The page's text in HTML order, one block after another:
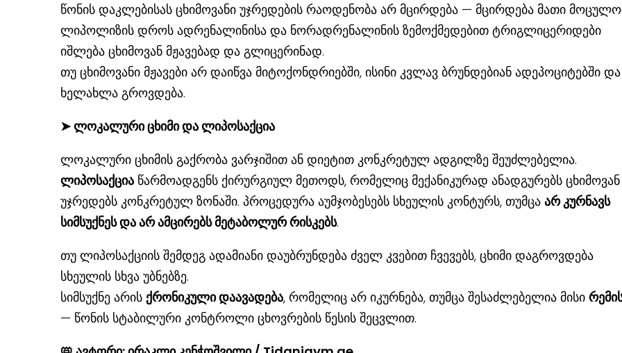
წონის დაკლებისას ცხიმოვანი უჯრედების რაოდენობა არ მცირდება — მცირდება მათი
ლიპოლიზის დროს ადრენალინისა და ნორადრენალინის ზემოქმედებით ტრიგლიცერიდები
იშლება ცხიმოვან მჟავებად და გლიცერინად.
თუ ცხიმოვანი მჟავები არ დაიწვა მიტოქონდრიებში, ისინი კვლავ ბრუნდებიან ადეპოციტებში და
ხელახლა გროვდება.
➤ლოკალური ცხიმი და ლიპოსაქცია
ლოკალური ცხიმის გაქრობა ვარჯიშით ან დიეტით კონკრეტულ ადგილზე შეუძლებელია.
ლიპოსაქცია წარმოადგენს ქირურგიულ მეთოდს, რომელიც მექანიკურად ანადგურებს ცხიმოვან
უჯრედებს კონკრეტულ ზონაში. პროცედურა აუმჯობესებს სხეულის კონტურს, თუმცა არ კურნავს
სიმსუქნეს და არ ამცირებს მეტაბოლურ რისკებს.
თუ ლიპოსაქციის შემდეგ ადამიანი დაუბრუნდება ძველ კვებით ჩვევებს, ცხიმი დაგროვდება
სხეულის სხვა უბნებზე.
სიმსუქნე არის ქრონიკული დაავადება, რომელიც არ იკურნება, თუმცა შესაძლებელია მისი
— წონის სტაბილური კონტროლი ცხოვრების წესის შეცვლით.